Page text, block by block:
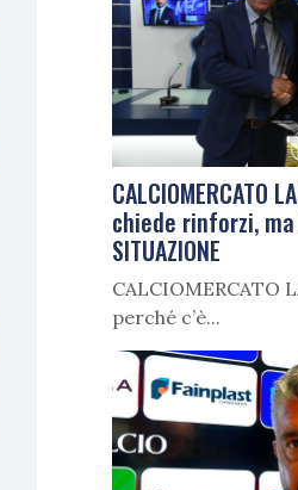
CALCIOMERCATO
chiede rinforzi,
SITUAZIONE
CALCIOMERCATO
perché c’è...